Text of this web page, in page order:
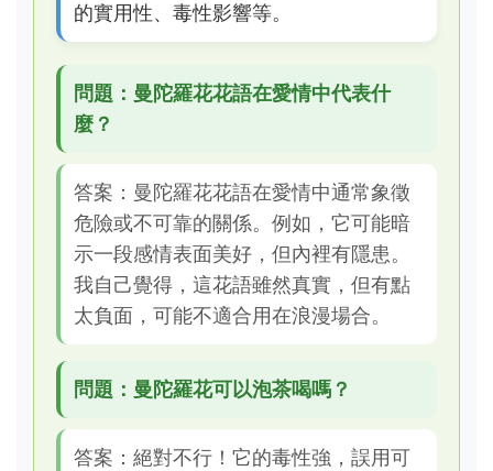
的實用性、毒性影響等。
問題：曼陀羅花花語在愛情中代表什
麼？
答案：曼陀羅花花語在愛情中通常象徵
危險或不可靠的關係。例如，它可能暗
示一段感情表面美好，但內裡有隱患。
我自己覺得，這花語雖然真實，但有點
太負面，可能不適合用在浪漫場合。
問題：曼陀羅花可以泡茶喝嗎？
答案：絕對不行！它的毒性強，誤用可